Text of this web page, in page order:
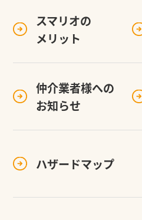
スマリオの
メリット
仲介業者様への
お知らせ
ハザードマップ